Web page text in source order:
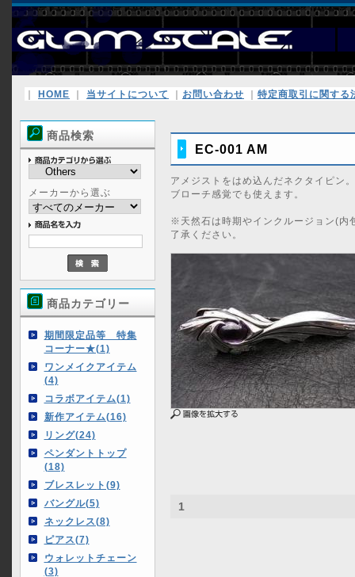
｜ HOME ｜ 当サイトについて ｜ お問い合わせ ｜ 特定商取引に関する
商品検索
メーカーから選ぶ
商品カテゴリー
期間限定品等 特集
コーナー★(1)
ワンメイクアイテム
(4)
コラボアイテム(1)
新作アイテム(16)
リング(24)
ペンダントトップ
(18)
ブレスレット(9)
バングル(5)
ネックレス(8)
ピアス(7)
ウォレットチェーン
(3)
EC-001 AM
アメジストをはめ込んだネクタイピン。
ブローチ感覚でも使えます。
※天然石は時期やインクルージョン(内
了承ください。
1